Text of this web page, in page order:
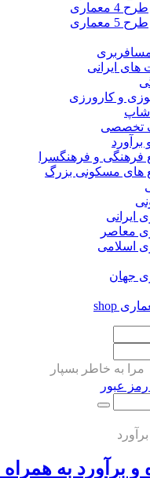
طرح 4 معماری
طرح 5 معماری
مسافربری
ایرانی
و کارورزی
شاپ
تخصصی
برآورد
فرهنگی و فرهنگسرا
های مسکونی بزرگ
ایرانی
معاصر
اسلامی
جهان
shop
مرا به خاطر بسپار
عبور
به همراه 20 نمونه کامل